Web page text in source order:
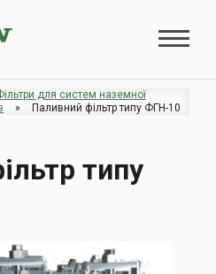
для систем наземної
» Паливний фільтр типу ФГН-10
типу